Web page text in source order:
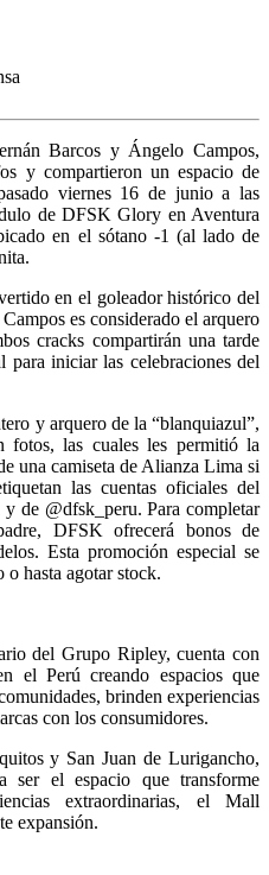
Barcos y Ángelo Campos,
y compartieron un espacio de
viernes 16 de junio a las
de DFSK Glory en Aventura
en el sótano -1 (al lado de
en el goleador histórico del
es considerado el arquero
cracks compartirán una tarde
para iniciar las celebraciones del
y arquero de la “blanquiazul”,
fotos, las cuales les permitió la
una camiseta de Alianza Lima si
las cuentas oficiales del
de @dfsk_peru. Para completar
DFSK ofrecerá bonos de
Esta promoción especial se
hasta agotar stock.
del Grupo Ripley, cuenta con
el Perú creando espacios que
brinden experiencias
con los consumidores.
y San Juan de Lurigancho,
ser el espacio que transforme
extraordinarias, el Mall
expansión.